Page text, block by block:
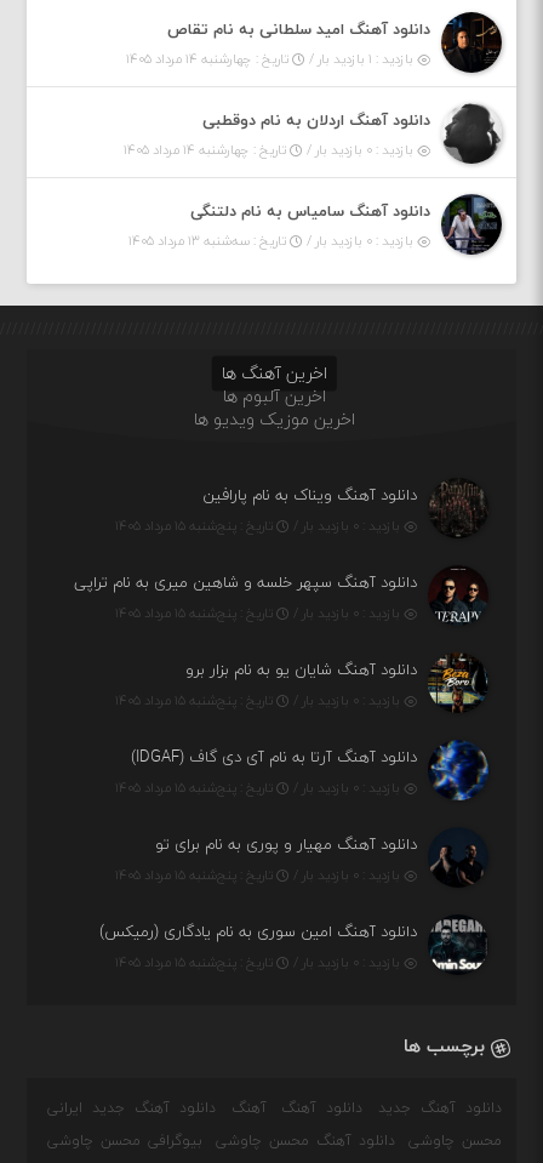
دانلود آهنگ امید سلطانی به نام تقاص
بازدید : ۱ بازدید بار / تاریخ : چهارشنبه ۱۴ مرداد ۱۴۰۵
دانلود آهنگ اردلان به نام دوقطبی
بازدید : ۰ بازدید بار / تاریخ : چهارشنبه ۱۴ مرداد ۱۴۰۵
دانلود آهنگ سامیاس به نام دلتنگی
بازدید : ۰ بازدید بار / تاریخ : سه‌شنبه ۱۳ مرداد ۱۴۰۵
اخرین آهنگ ها
اخرین آلبوم ها
اخرین موزیک ویدیو ها
دانلود آهنگ ویناک به نام پارافین
بازدید : ۰ بازدید بار / تاریخ : پنج‌شنبه ۱۵ مرداد ۱۴۰۵
دانلود آهنگ سپهر خلسه و شاهین میری به نام تراپی
بازدید : ۰ بازدید بار / تاریخ : پنج‌شنبه ۱۵ مرداد ۱۴۰۵
دانلود آهنگ شایان یو به نام بزار برو
بازدید : ۰ بازدید بار / تاریخ : پنج‌شنبه ۱۵ مرداد ۱۴۰۵
دانلود آهنگ آرتا به نام آی دی گاف (IDGAF)
بازدید : ۰ بازدید بار / تاریخ : پنج‌شنبه ۱۵ مرداد ۱۴۰۵
دانلود آهنگ مهیار و پوری به نام برای تو
بازدید : ۰ بازدید بار / تاریخ : پنج‌شنبه ۱۵ مرداد ۱۴۰۵
دانلود آهنگ امین سوری به نام یادگاری (رمیکس)
بازدید : ۰ بازدید بار / تاریخ : پنج‌شنبه ۱۵ مرداد ۱۴۰۵
برچسب ها
دانلود آهنگ جدید دانلود آهنگ آهنگ
دانلود آهنگ جدید ایرانی
محسن چاوشی
دانلود آهنگ محسن چاوشی بیوگرافی محسن چاوشی